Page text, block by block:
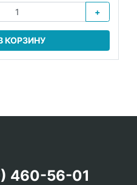
+
КОРЗИНУ
460-56-01